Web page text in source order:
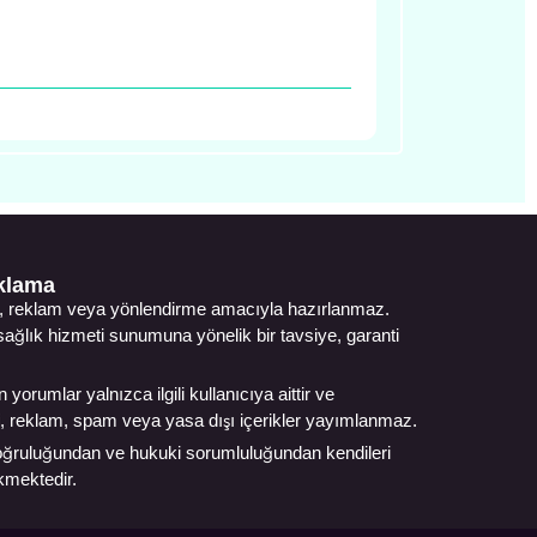
reklam veya yönlendirme amacıyla hazırlanmaz.
hizmeti sunumuna yönelik bir tavsiye, garanti
yorumlar yalnızca ilgili kullanıcıya aittir ve
reklam, spam veya yasa dışı içerikler yayımlanmaz.
ve hukuki sorumluluğundan kendileri